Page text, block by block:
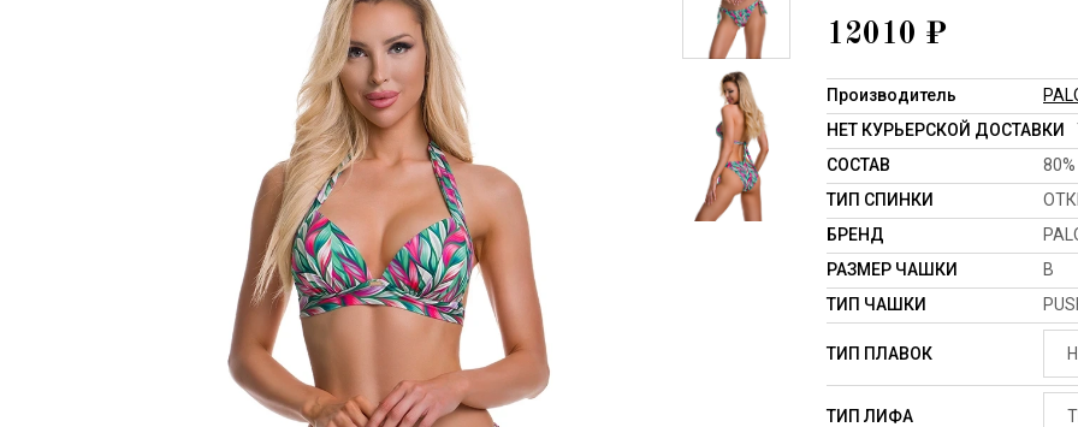
12010 ₽
Производитель
НЕТ КУРЬЕРСКОЙ ДОСТАВКИ
СОСТАВ
ТИП СПИНКИ
БРЕНД
РАЗМЕР ЧАШКИ
B
ТИП ЧАШКИ
ТИП ПЛАВОК
ТИП ЛИФА